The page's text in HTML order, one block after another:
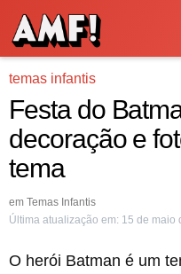
temas infantis
Festa do
decoração e
tema
em Temas Infantis
Última atualização em: 15 de maio
O herói Batman é um